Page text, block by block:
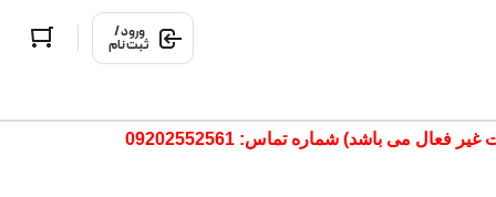
ورود /
ثبت نام
می باشد) شماره تماس: 09202552561